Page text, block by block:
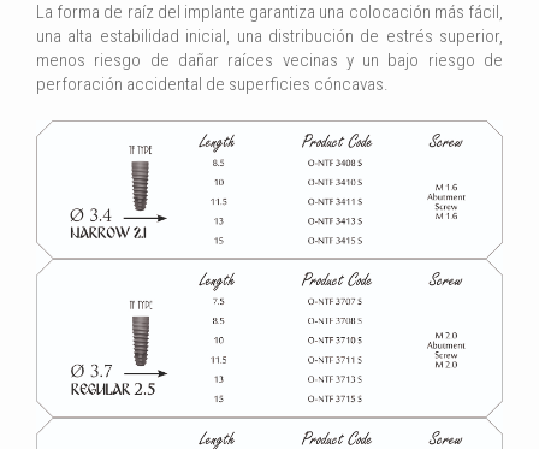
La forma de raíz del implante garantiza una colocación más fácil,
una alta estabilidad inicial, una distribución de estrés superior,
menos riesgo de dañar raíces vecinas y un bajo riesgo de
perforación accidental de superficies cóncavas.